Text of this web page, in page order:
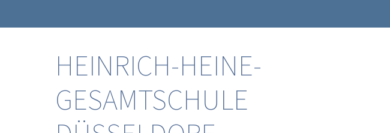
HEINRICH-HEINE-
GESAMTSCHULE